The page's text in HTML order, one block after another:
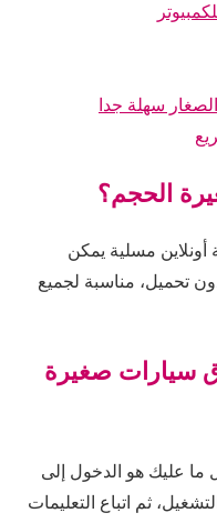
سهلة جدا
الحجم؟
مسلية يمكن
تحميل، مناسبة لجميع
سيارات صغيرة
عليك هو الدخول إلى
ثم اتباع التعليمات